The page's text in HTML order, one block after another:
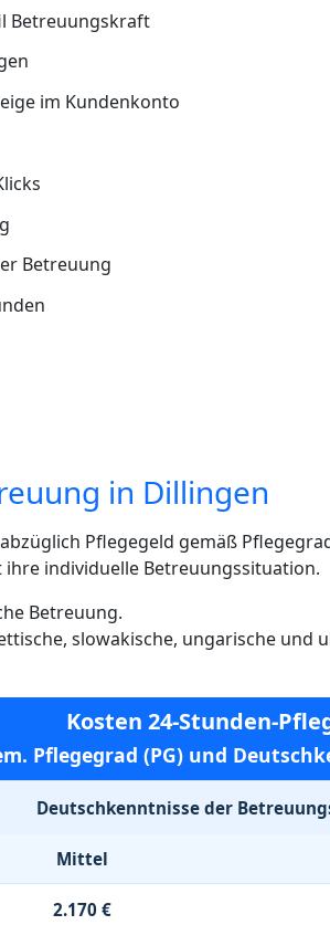
Betreuungskraft
im Kundenkonto
Betreuung
in Dillingen
Pflegegeld gemäß
individuelle Betreuungssituation.
Betreuung.
slowakische, ungarische und
Kosten 24-Stunden-
Pflegegrad (PG) und
Deutschkenntnisse der
Mittel
2.170 €